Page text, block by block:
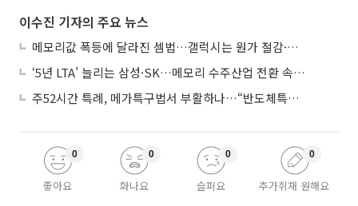
이수진 기자의 주요 뉴스
메모리값 폭등에 달라진 셈법…갤럭시는 원가 절감·아이폰은 서비스 확대
‘5년 LTA’ 늘리는 삼성·SK…메모리 수주산업 전환 속 다른 셈법
주52시간 특례, 메가특구법서 부활하나…“반도체특별법 담겨야”
좋아요
0
화나요
0
슬퍼요
0
추가취재 원해요
0